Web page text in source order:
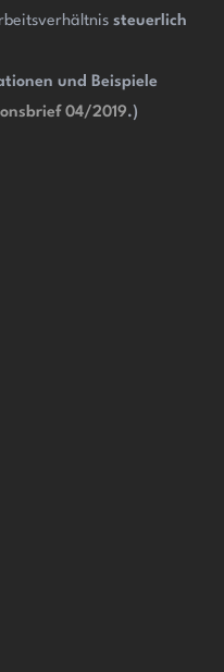
steuerlich
und Beispiele
04/2019.)